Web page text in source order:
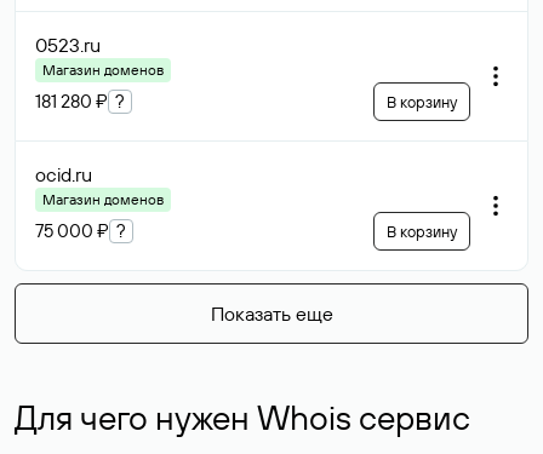
0523.ru
Магазин доменов
181 280 ₽ ? В корзину
ocid.ru
Магазин доменов
75 000 ₽ ? В корзину
Показать еще
Для чего нужен Whois сервис